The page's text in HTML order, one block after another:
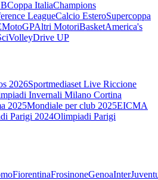
Coppa ItaliaChampions
LeagueCalcio EsteroSupercoppa
MotoGPAltri MotoriBasketAmerica's
VolleyDrive UP
2026Sportmediaset Live Riccione
Invernali Milano Cortina
2025Mondiale per club 2025EICMA
Parigi 2024Olimpiadi Parigi
FiorentinaFrosinoneGenoaInter